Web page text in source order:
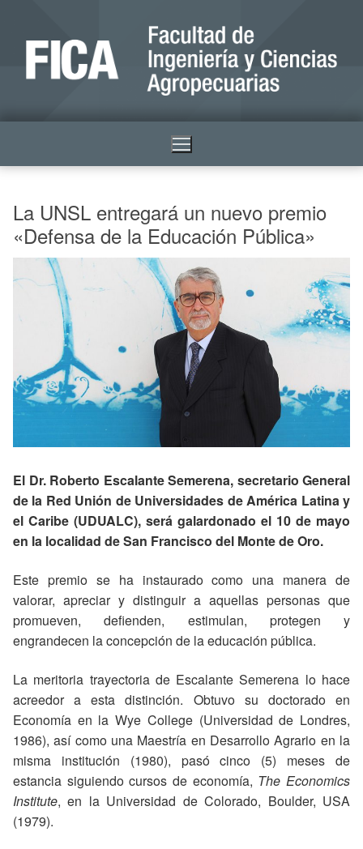
La UNSL entregará un nuevo premio
«Defensa de la Educación Pública»
El Dr. Roberto Escalante Semerena, secretario General
de la Red Unión de Universidades de América Latina y
el Caribe (UDUALC), será galardonado el 10 de mayo
en la localidad de San Francisco del Monte de Oro.
Este premio se ha instaurado como una manera de
valorar, apreciar y distinguir a aquellas personas que
promueven, defienden, estimulan, protegen y
engrandecen la concepción de la educación pública.
La meritoria trayectoria de Escalante Semerena lo hace
acreedor a esta distinción. Obtuvo su doctorado en
Economía en la Wye College (Universidad de Londres,
1986), así como una Maestría en Desarrollo Agrario en la
misma institución (1980), pasó cinco (5) meses de
estancia siguiendo cursos de economía, The Economics
Institute, en la Universidad de Colorado, Boulder, USA
(1979).